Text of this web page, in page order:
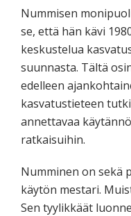
Nummisen
se, että hän kävi
keskustelua
suunnasta. Tältä
edelleen
kasvatustieteen
annettavaa
ratkaisuihin.
Numminen on sekä
käytön mestari.
Sen tyylikkäät